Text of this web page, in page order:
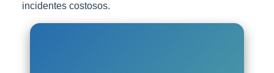
incidentes costosos.